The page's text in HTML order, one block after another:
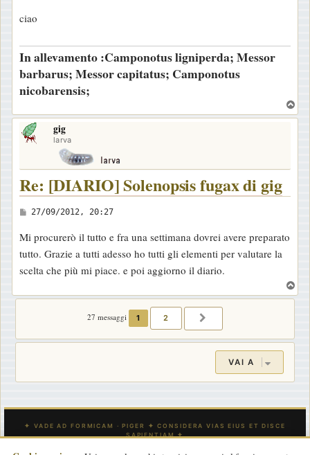
ciao
In allevamento :Camponotus ligniperda; Messor
barbarus; Messor capitatus; Camponotus
nicobarensis;
o
gig
larva
Re: [DIARIO] Solenopsis fugax di gig
M
s
s
a
g
o
27/09/2012, 20:27
Mi procurerò il tutto e fra una settimana dovrei avere preparato
tutto. Grazie a tutti adesso ho tutti gli elementi per valutare la
scelta che più mi piace. e poi aggiorno il diario.
o
27 messaggi 1 2
VAI A